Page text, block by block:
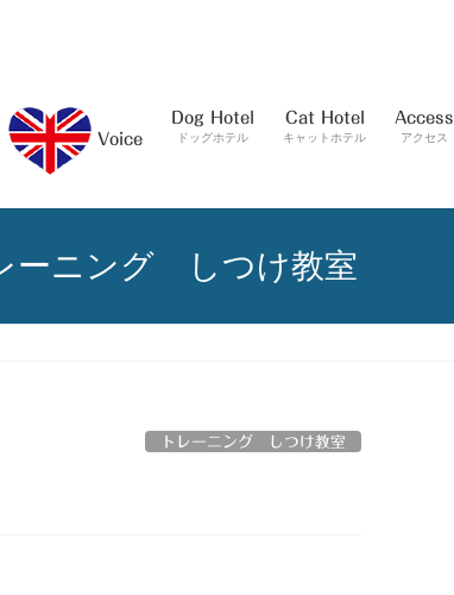
Voice
Dog Hotel
ドッグホテル
Cat Hotel
キャットホテル
Access
アクセス
ーニング しつけ教室
トレーニング しつけ教室